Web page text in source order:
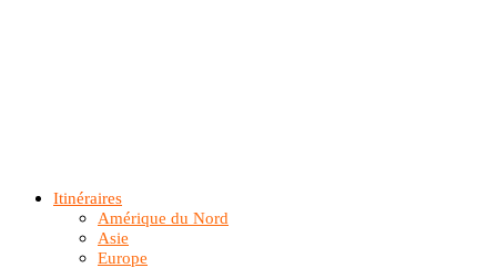
Itinéraires
Amérique du Nord
Asie
Europe